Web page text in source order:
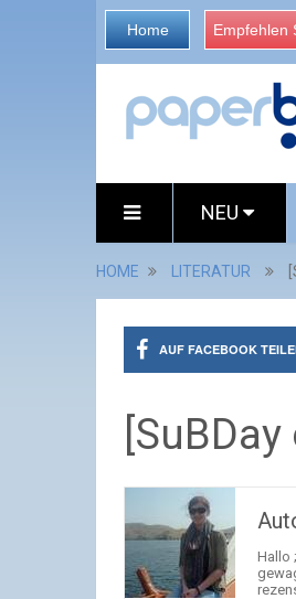
Home Empfehlen
NEU
HOME LITERATUR
AUF FACEBOOK
Hallo